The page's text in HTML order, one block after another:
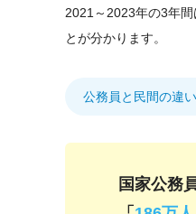
2021～2023年の3年
とが分かります。
公務員と民間の違
国家公務